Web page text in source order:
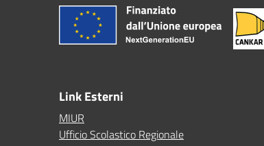
Link Esterni
MIUR
Ufficio Scolastico Regionale